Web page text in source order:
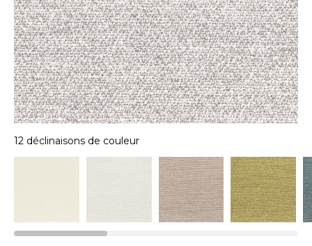
12 déclinaisons de couleur